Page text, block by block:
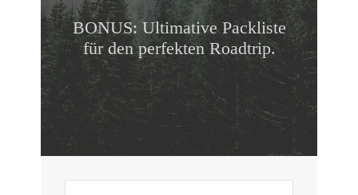
BONUS: Ultimative Packliste
für den perfekten Roadtrip.